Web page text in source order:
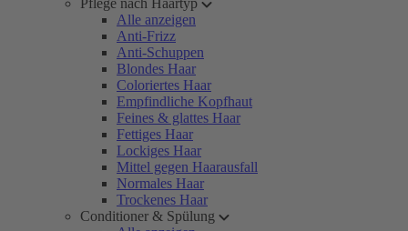
Pflege nach Haartyp
Alle anzeigen
Anti-Frizz
Anti-Schuppen
Blondes Haar
Coloriertes Haar
Empfindliche Kopfhaut
Feines & glattes Haar
Fettiges Haar
Lockiges Haar
Mittel gegen Haarausfall
Normales Haar
Trockenes Haar
Conditioner & Spülung